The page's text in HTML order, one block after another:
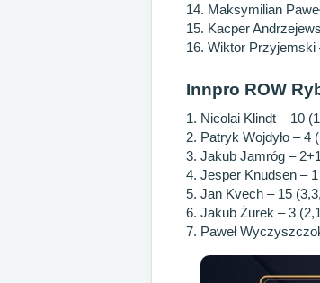
14. Maksymilian
15. Kacper
16. Wiktor Przyjemski
Innpro ROW
1. Nicolai Klindt – 10
2. Patryk Wojdyło – 4
3. Jakub Jamróg –
4. Jesper Knudsen –
5. Jan Kvech – 15
6. Jakub Żurek – 3
7. Paweł